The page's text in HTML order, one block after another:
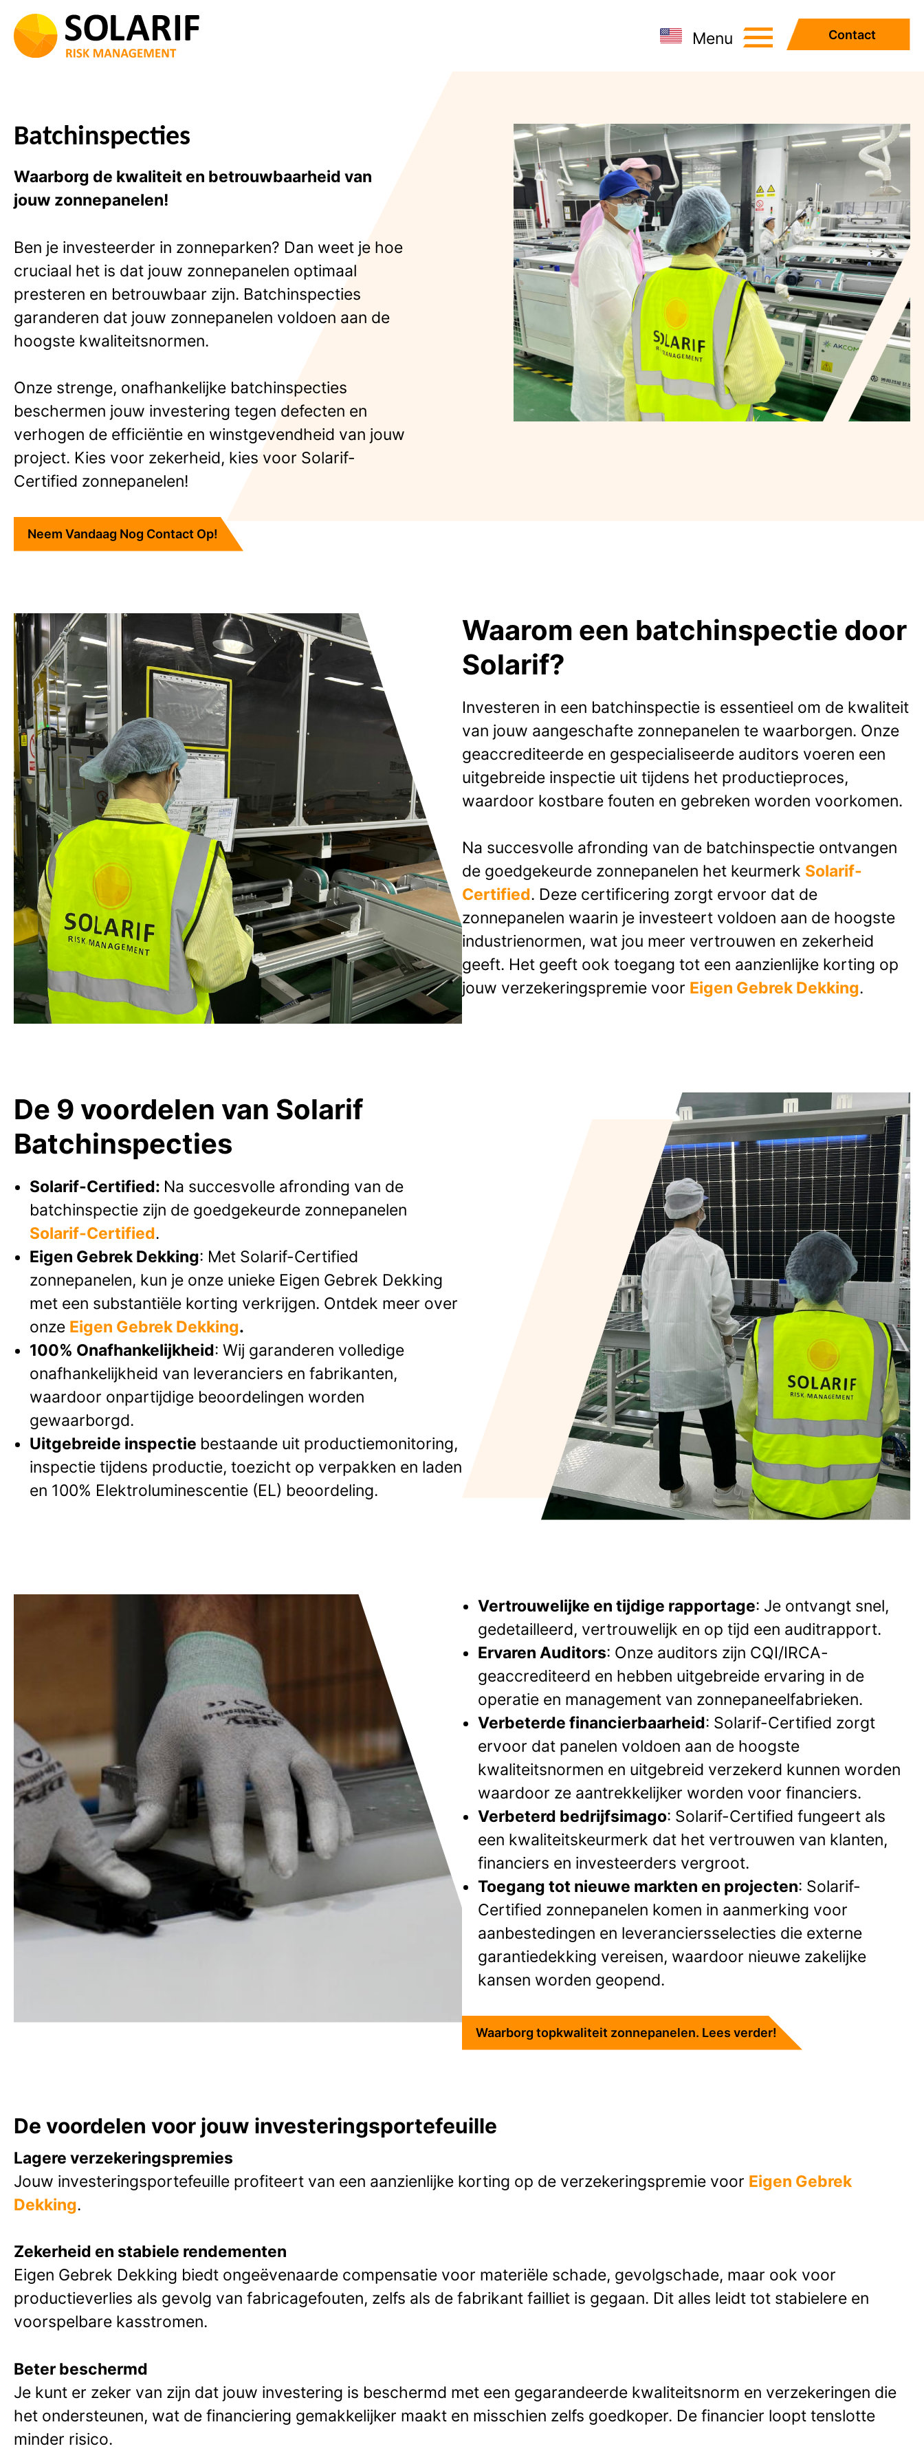
naar
Menu Contact
Batchinspecties
Waarborg de kwaliteit en betrouwbaarheid van
jouw zonnepanelen!
Ben je investeerder in zonneparken? Dan weet je hoe
cruciaal het is dat jouw zonnepanelen optimaal
presteren en betrouwbaar zijn. Batchinspecties
garanderen dat jouw zonnepanelen voldoen aan de
hoogste kwaliteitsnormen.
Onze strenge, onafhankelijke batchinspecties
beschermen jouw investering tegen defecten en
verhogen de efficiëntie en winstgevendheid van jouw
project. Kies voor zekerheid, kies voor Solarif-
Certified zonnepanelen!
Neem Vandaag Nog Contact Op!
Waarom een batchinspectie door
Solarif?
Investeren in een batchinspectie is essentieel om de kwaliteit
van jouw aangeschafte zonnepanelen te waarborgen. Onze
geaccrediteerde en gespecialiseerde auditors voeren een
uitgebreide inspectie uit tijdens het productieproces,
waardoor kostbare fouten en gebreken worden voorkomen.
Na succesvolle afronding van de batchinspectie ontvangen
de goedgekeurde zonnepanelen het keurmerk Solarif-
Certified. Deze certificering zorgt ervoor dat de
zonnepanelen waarin je investeert voldoen aan de hoogste
industrienormen, wat jou meer vertrouwen en zekerheid
geeft. Het geeft ook toegang tot een aanzienlijke korting op
jouw verzekeringspremie voor Eigen Gebrek Dekking.
De 9 voordelen van Solarif
Batchinspecties
Solarif-Certified: Na succesvolle afronding van de
batchinspectie zijn de goedgekeurde zonnepanelen
Solarif-Certified.
Eigen Gebrek Dekking: Met Solarif-Certified
zonnepanelen, kun je onze unieke Eigen Gebrek Dekking
met een substantiële korting verkrijgen. Ontdek meer over
onze Eigen Gebrek Dekking.
100% Onafhankelijkheid: Wij garanderen volledige
onafhankelijkheid van leveranciers en fabrikanten,
waardoor onpartijdige beoordelingen worden
gewaarborgd.
Uitgebreide inspectie bestaande uit productiemonitoring,
inspectie tijdens productie, toezicht op verpakken en laden
en 100% Elektroluminescentie (EL) beoordeling.
Vertrouwelijke en tijdige rapportage: Je ontvangt snel,
gedetailleerd, vertrouwelijk en op tijd een auditrapport.
Ervaren Auditors: Onze auditors zijn CQI/IRCA-
geaccrediteerd en hebben uitgebreide ervaring in de
operatie en management van zonnepaneelfabrieken.
Verbeterde financierbaarheid: Solarif-Certified zorgt
ervoor dat panelen voldoen aan de hoogste
kwaliteitsnormen en uitgebreid verzekerd kunnen worden
waardoor ze aantrekkelijker worden voor financiers.
Verbeterd bedrijfsimago: Solarif-Certified fungeert als
een kwaliteitskeurmerk dat het vertrouwen van klanten,
financiers en investeerders vergroot.
Toegang tot nieuwe markten en projecten: Solarif-
Certified zonnepanelen komen in aanmerking voor
aanbestedingen en leveranciersselecties die externe
garantiedekking vereisen, waardoor nieuwe zakelijke
kansen worden geopend.
Waarborg topkwaliteit zonnepanelen. Lees verder!
De voordelen voor jouw investeringsportefeuille
Lagere verzekeringspremies
Jouw investeringsportefeuille profiteert van een aanzienlijke korting op de verzekeringspremie voor Eigen Gebrek
Dekking.
Zekerheid en stabiele rendementen
Eigen Gebrek Dekking biedt ongeëvenaarde compensatie voor materiële schade, gevolgschade, maar ook voor
productieverlies als gevolg van fabricagefouten, zelfs als de fabrikant failliet is gegaan. Dit alles leidt tot stabielere en
voorspelbare kasstromen.
Beter beschermd
Je kunt er zeker van zijn dat jouw investering is beschermd met een gegarandeerde kwaliteitsnorm en verzekeringen die
het ondersteunen, wat de financiering gemakkelijker maakt en misschien zelfs goedkoper. De financier loopt tenslotte
minder risico.